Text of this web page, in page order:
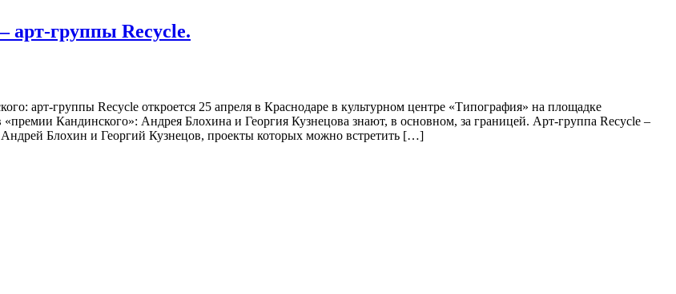
арт-группы Recycle.
арт-группы Recycle откроется 25 апреля в Краснодаре в культурном центре «Типография» на площадке
Кандинского»: Андрея Блохина и Георгия Кузнецова знают, в основном, за границей. Арт-группа Recycle –
Блохин и Георгий Кузнецов, проекты которых можно встретить […]